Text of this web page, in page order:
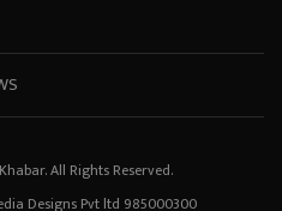
All Rights Reserved.
Designs Pvt ltd 985000300